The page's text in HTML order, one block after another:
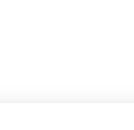
år
den til en person
(fx dit